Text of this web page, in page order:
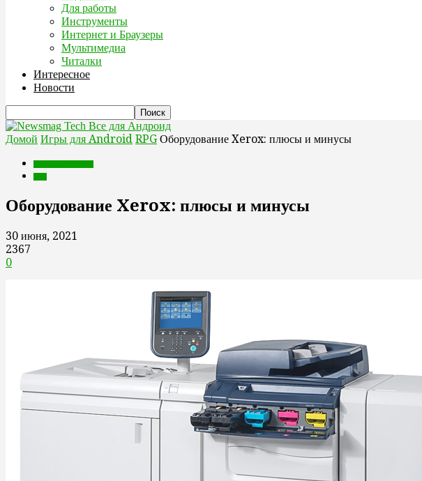
Для работы
Инструменты
Интернет и Браузеры
Мультимедиа
Читалки
Интересное
Новости
Все для Андроид
Домой Игры для Android RPG Оборудование Xerox: плюсы и минусы
Оборудование Xerox: плюсы и минусы
30 июня, 2021
2367
0